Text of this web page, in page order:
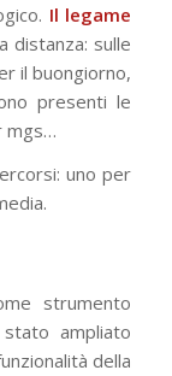
Il legame
distanza: sulle
il buongiorno,
presenti le
mgs…
uno per
strumento
ampliato
della